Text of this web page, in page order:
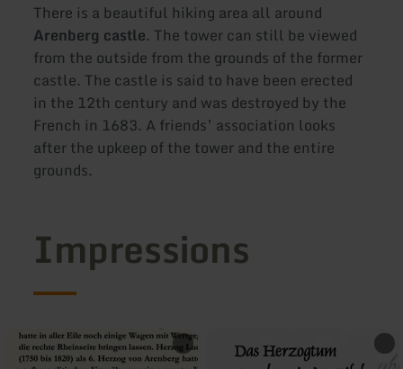
There is a beautiful hiking area all around
Arenberg castle. The tower can still be viewed
from the outside from the grounds of the former
castle. The castle is said to have been erected
in the 12th century and was destroyed by the
French in 1683. A friends’ association looks
after the upkeep of the tower and the entire
grounds.
Impressions